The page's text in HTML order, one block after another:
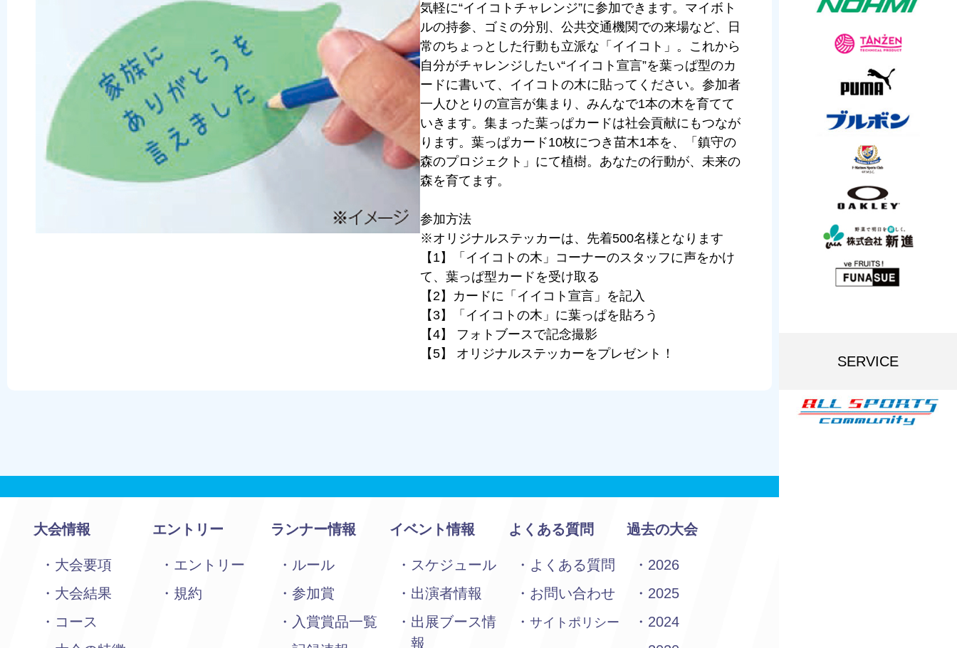
SERVICE
気軽に“イイコトチャレンジ”に参加できます。マイボト
ルの持参、ゴミの分別、公共交通機関での来場など、日
常のちょっとした行動も立派な「イイコト」。これから
自分がチャレンジしたい“イイコト宣言”を葉っぱ型のカ
ードに書いて、イイコトの木に貼ってください。参加者
一人ひとりの宣言が集まり、みんなで1本の木を育てて
いきます。集まった葉っぱカードは社会貢献にもつなが
ります。葉っぱカード10枚につき苗木1本を、「鎮守の
森のプロジェクト」にて植樹。あなたの行動が、未来の
森を育てます。
参加方法
※オリジナルステッカーは、先着500名様となります
【1】「イイコトの木」コーナーのスタッフに声をかけ
て、葉っぱ型カードを受け取る
【2】カードに「イイコト宣言」を記入
【3】「イイコトの木」に葉っぱを貼ろう
【4】 フォトブースで記念撮影
【5】 オリジナルステッカーをプレゼント！
大会情報
大会要項
大会結果
コース
エントリー
エントリー
規約
ランナー情報
ルール
参加賞
入賞賞品一覧
イベント情報
スケジュール
出演者情報
出展ブース情
報
よくある質問
よくある質問
お問い合わせ
サイトポリシー
過去の大会
2026
2025
2024